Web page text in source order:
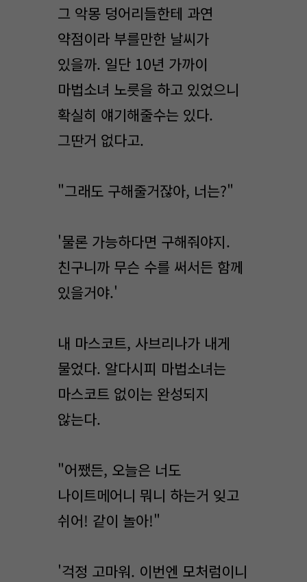
그 악몽 덩어리들한테 과연
약점이라 부를만한 날씨가
있을까. 일단 10년 가까이
마법소녀 노릇을 하고 있었으니
확실히 얘기해줄수는 있다.
그딴거 없다고.
"그래도 구해줄거잖아, 너는?"
'물론 가능하다면 구해줘야지.
친구니까 무슨 수를 써서든 함께
있을거야.'
내 마스코트, 사브리나가 내게
물었다. 알다시피 마법소녀는
마스코트 없이는 완성되지
않는다.
"어쨌든, 오늘은 너도
나이트메어니 뭐니 하는거 잊고
쉬어! 같이 놀아!"
'걱정 고마워. 이번엔 모처럼이니